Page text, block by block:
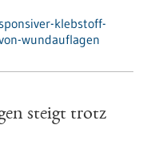
klebstoff-
wundauflagen
steigt trotz